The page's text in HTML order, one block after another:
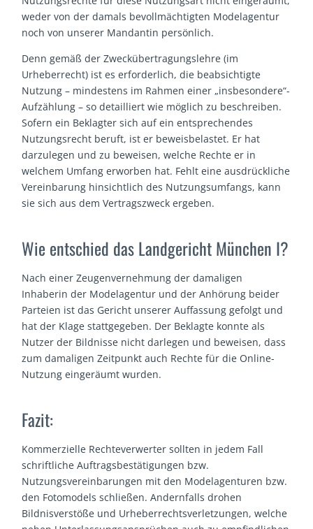
weder von der damals bevollmächtigten Modelagentur
noch von unserer Mandantin persönlich.
Denn gemäß der Zweckübertragungslehre (im
Urheberrecht) ist es erforderlich, die beabsichtigte
Nutzung – mindestens im Rahmen einer „insbesondere“-
Aufzählung – so detailliert wie möglich zu beschreiben.
Sofern ein Beklagter sich auf ein entsprechendes
Nutzungsrecht beruft, ist er beweisbelastet. Er hat
darzulegen und zu beweisen, welche Rechte er in
welchem Umfang erworben hat. Fehlt eine ausdrückliche
Vereinbarung hinsichtlich des Nutzungsumfangs, kann
sie sich aus dem Vertragszweck ergeben.
Wie entschied das Landgericht München I?
Nach einer Zeugenvernehmung der damaligen
Inhaberin der Modelagentur und der Anhörung beider
Parteien ist das Gericht unserer Auffassung gefolgt und
hat der Klage stattgegeben. Der Beklagte konnte als
Nutzer der Bildnisse nicht darlegen und beweisen, dass
zum damaligen Zeitpunkt auch Rechte für die Online-
Nutzung eingeräumt wurden.
Fazit:
Kommerzielle Rechteverwerter sollten in jedem Fall
schriftliche Auftragsbestätigungen bzw.
Nutzungsvereinbarungen mit den Modelagenturen bzw.
den Fotomodels schließen. Andernfalls drohen
Bildnisverstöße und Urheberrechtsverletzungen, welche